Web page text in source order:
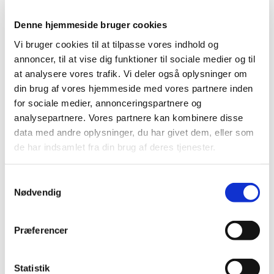
Denne hjemmeside bruger cookies
Vi bruger cookies til at tilpasse vores indhold og
annoncer, til at vise dig funktioner til sociale medier og til
at analysere vores trafik. Vi deler også oplysninger om
din brug af vores hjemmeside med vores partnere inden
for sociale medier, annonceringspartnere og
analysepartnere. Vores partnere kan kombinere disse
data med andre oplysninger, du har givet dem, eller som
de har indsamlet fra din brug af deres tjenester.
Nødvendig
Præferencer
Statistik
|29. juli 2024|
Lægemiddelstyrelsen har den 9. juli 2024 meddelt, at
Louise Ingerslev Vorbeck får bevilling til at Nakskov…
Skanderborg Apotek (og dets filialer) kan atter
ekspedere recepter – Lillesø apotek
ekstraordinært åben søndag
|27. juli 2024|
Skanderborg Apotek – og dets filialer – kan atter
ekspedere recepter. Filialen i Lillesø holder…
Natriumpicosulfat; tilladelser til udlevering af
|26. juli 2024|
Lægemiddelstyrelsen har givet tilladelse til ordination og
udlevering af udenlandske lægemidler indeholdende…